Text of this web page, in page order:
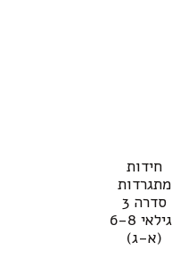
חידות
מתגרדות
סדרה 3
לגילאי 6-8
(א-ג)